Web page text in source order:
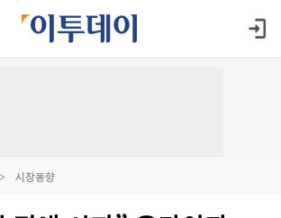
시장동향